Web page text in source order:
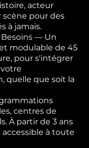
acteur
pour des
à jamais.
Besoins — Un
modulable de 45
pour s'intégrer
quelle que soit la
centres de
À partir de 3 ans
à toute